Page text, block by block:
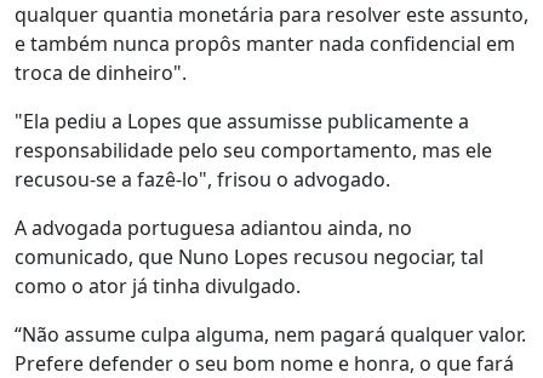
qualquer quantia monetária para resolver este assunto,
e também nunca propôs manter nada confidencial em
troca de dinheiro".
"Ela pediu a Lopes que assumisse publicamente a
responsabilidade pelo seu comportamento, mas ele
recusou-se a fazê-lo", frisou o advogado.
A advogada portuguesa adiantou ainda, no
comunicado, que Nuno Lopes recusou negociar, tal
como o ator já tinha divulgado.
“Não assume culpa alguma, nem pagará qualquer valor.
Prefere defender o seu bom nome e honra, o que fará